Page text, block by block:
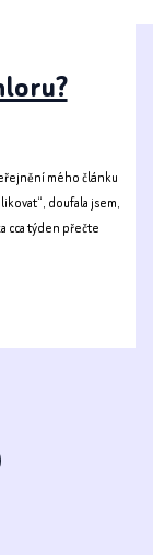
mého článku
doufala jsem,
cca týden přečte